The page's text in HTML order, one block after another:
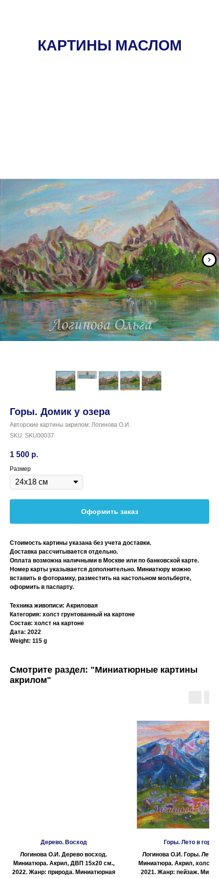
КАРТИНЫ МАСЛОМ
Горы. Домик у озера
Авторские картины акрилом: Логинова О.И.
SKU: SKU00037
1 500 р.
Размер
Оформить заказ
Стоимость картины указана без учета доставки.
Доставка рассчитывается отдельно.
Оплата возможна наличными в Москве или по банковской карте.
Номер карты указывается дополнительно. Миниатюру можно
вставить в фоторамку, разместить на настольном мольберте,
оформить в паспарту.
Техника живописи: Акриловая
Категория: холст грунтованный на картоне
Состав: холст на картоне
Дата: 2022
Weight: 115 g
Смотрите раздел: "Миниатюрные картины
акрилом"
Дерево. Восход
Логинова О.И. Дерево восход.
Миниатюра. Акрил, ДВП 15х20 см.,
2022. Жанр: природа. Миниатюрная
Горы. Лето в горах
Логинова О.И. Горы. Лето
Миниатюра. Акрил, холст
2021. Жанр: пейзаж.